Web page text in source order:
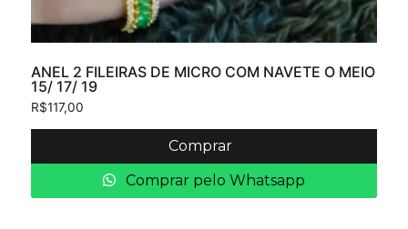
ANEL 2 FILEIRAS DE MICRO COM NAVETE O MEIO
15/ 17/ 19
R$117,00
Comprar
Comprar pelo Whatsapp